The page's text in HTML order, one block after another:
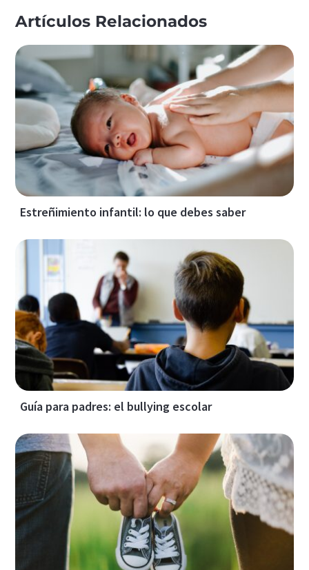
Artículos Relacionados
Estreñimiento infantil: lo que debes saber
Guía para padres: el bullying escolar